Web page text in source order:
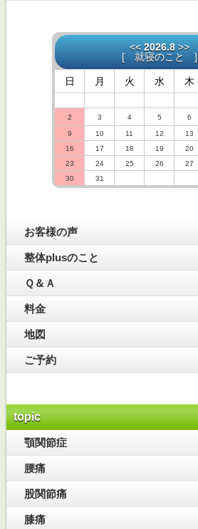
<< 2026.8 >>
[就寝のこと ]
日 月 火 水 木
2 3 4 5 6
9 10 11 12 13
16
17 18 19 20
23
24 25 26 27
30
31
お客様の声
整体plusのこと
Ｑ＆Ａ
料金
地図
ご予約
topic
顎関節症
腰痛
股関節痛
膝痛